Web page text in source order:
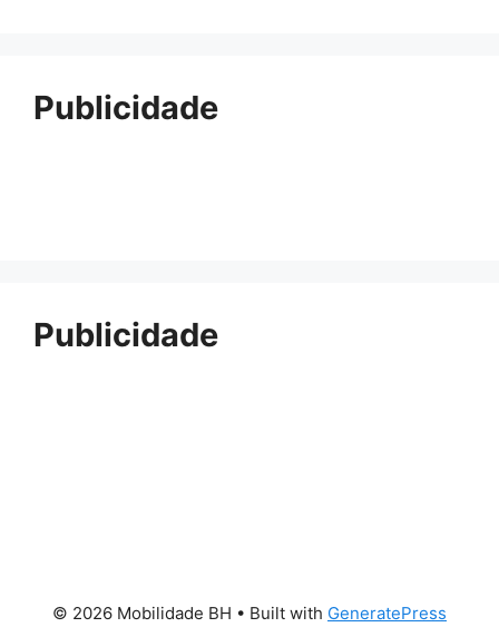
Publicidade
Publicidade
© 2026 Mobilidade BH • Built with GeneratePress